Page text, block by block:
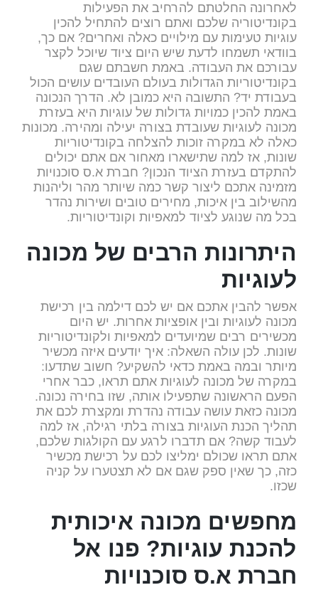
לאחרונה החלטתם להרחיב את הפעילות
בקונדיטוריה שלכם ואתם רוצים להתחיל להכין
עוגיות טעימות עם מילויים כאלה ואחרים? אם כך,
בוודאי תשמחו לדעת שיש היום ציוד שיוכל לקצר
עבורכם את העבודה. באמת חשבתם שגם
בקונדיטוריות הגדולות בעולם העובדים עושים הכול
בעבודת יד? התשובה היא כמובן לא. הדרך הנכונה
באמת להכין כמויות גדולות של עוגיות היא בעזרת
מכונה לעוגיות שעובדת בצורה יעילה ומהירה. מכונות
כאלה לא במקרה זוכות להצלחה בקונדיטוריות
שונות, אז למה שתישארו מאחור אם אתם יכולים
להתקדם בעזרת הציוד הנכון? חברת א.ס סוכנויות
מזמינה אתכם ליצור קשר כמה שיותר מהר וליהנות
מהשילוב בין איכות, מחירים טובים ושירות נהדר
בכל מה שנוגע לציוד למאפיות וקונדיטוריות.
היתרונות הרבים של מכונה
לעוגיות
אפשר להבין אתכם אם יש לכם דילמה בין רכישת
מכונה לעוגיות ובין אופציות אחרות. יש היום
מכשירים רבים שמיועדים למאפיות ולקונדיטוריות
שונות. לכן עולה השאלה: איך יודעים איזה מכשיר
מיותר ובמה באמת כדאי להשקיע? חשוב שתדעו:
במקרה של מכונה לעוגיות אתם תראו, כבר אחרי
הפעם הראשונה שתפעילו אותה, שזו בחירה נכונה.
מכונה כזאת עושה עבודה נהדרת ומקצרת לכם את
תהליך הכנת העוגיות בצורה בלתי רגילה, אז למה
לעבוד קשה? אם תדברו לרגע עם הקולגות שלכם,
אתם תראו שכולם ימליצו לכם על רכישת מכשיר
כזה, כך שאין ספק שגם אם לא תצטערו על קניה
שכזו.
מחפשים מכונה איכותית
להכנת עוגיות? פנו אל
חברת א.ס סוכנויות